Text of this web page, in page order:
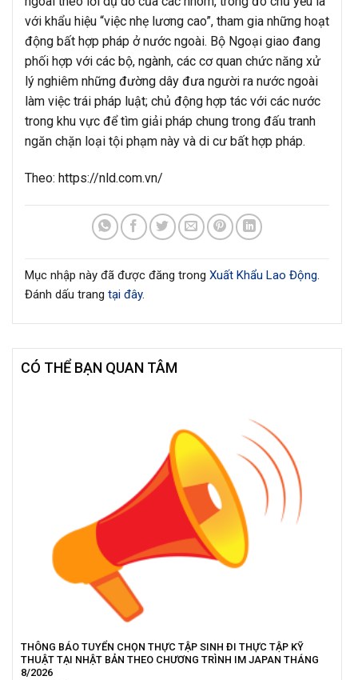
với khẩu hiệu “việc nhẹ lương cao”, tham gia những hoạt
động bất hợp pháp ở nước ngoài. Bộ Ngoại giao đang
phối hợp với các bộ, ngành, các cơ quan chức năng xử
lý nghiêm những đường dây đưa người ra nước ngoài
làm việc trái pháp luật; chủ động hợp tác với các nước
trong khu vực để tìm giải pháp chung trong đấu tranh
ngăn chặn loại tội phạm này và di cư bất hợp pháp.
Theo: https://nld.com.vn/
Mục nhập này đã được đăng trong Xuất Khẩu Lao Động.
Đánh dấu trang tại đây.
CÓ THỂ BẠN QUAN TÂM
THÔNG BÁO TUYỂN CHỌN THỰC TẬP SINH ĐI THỰC TẬP KỸ
THUẬT TẠI NHẬT BẢN THEO CHƯƠNG TRÌNH IM JAPAN THÁNG
8/2026